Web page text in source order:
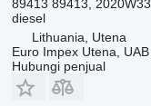
89413 89413, 2020W33
diesel
Lithuania, Utena
Euro Impex Utena, UAB
Hubungi penjual